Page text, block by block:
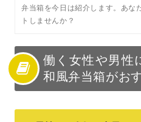
弁当箱を今日は紹介します。あな
トしませんか？
働く女性や男性
和風弁当箱がお